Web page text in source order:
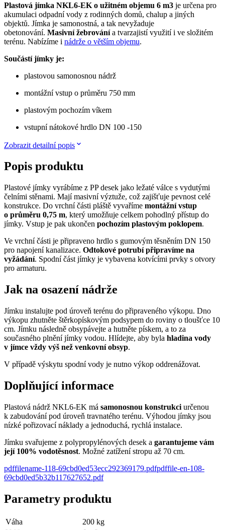
Plastová jímka NKL6-EK o užitném objemu 6 m3 je určena pro
akumulaci odpadní vody z rodinných domů, chalup a jiných
objektů. Jímka je samonostná, a tak nevyžaduje
obetonování. Masivní žebrovánía tvarzajistí využití i ve složitém
terénu. Nabízíme i nádrže o větším objemu.
Součástí jímky je:
plastovou samonosnou nádrž
montážní vstup o průměru 750 mm
plastovým pochozím víkem
vstupní nátokové hrdlo DN 100 -150
Zobrazit detailní popis
Popis produktu
Plastové jímky vyrábíme z PP desek jako ležaté válce s vydutými
čelními stěnami. Mají masivní výztuže, což zajišťuje pevnost celé
konstrukce. Do vrchní části pláště vyvaříme montážní vstup
o průměru 0,75 m, který umožňuje celkem pohodlný přístup do
jímky. Vstup je pak ukončen pochozím plastovým poklopem.
Ve vrchní části je připraveno hrdlo s gumovým těsněním DN 150
pro napojení kanalizace. Odtokové potrubí připravíme na
vyžádání. Spodní část jímky je vybavena kotvícími prvky s otvory
pro armaturu.
Jak na osazení nádrže
Jímku instalujte pod úroveň terénu do připraveného výkopu. Dno
výkopu zhutněte štěrkopískovým podsypem do roviny o tloušťce 10
cm. Jímku následně obsypávejte a hutněte pískem, a to za
současného plnění jímky vodou. Hlídejte, aby byla hladina vody
v jímce vždy výš než venkovní obsyp.
V případě výskytu spodní vody je nutno výkop oddrenážovat.
Doplňující informace
Plastová nádrž NKL6-EK má samonosnou konstrukci určenou
k zabudování pod úroveň travnatého terénu. Výhodou jímky jsou
nízké pořizovací náklady a jednoduchá, rychlá instalace.
Jímku svařujeme z polypropylénových desek a garantujeme vám
její 100% vodotěsnost. Možné zatížení stropu až 70 cm.
pdffilename-118-69cbd0ed53ecc292369179.pdfpdffile-en-108-
69cbd0ed5b32b117627652.pdf
Parametry produktu
Váha 200 kg